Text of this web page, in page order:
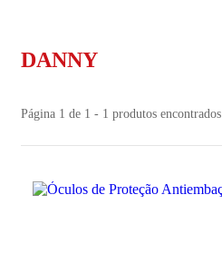
DANNY
Página 1 de 1 - 1 produtos encontrados